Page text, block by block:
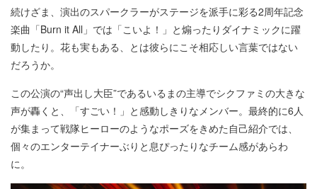
続けざま、演出のスパークラーがステージを派手に彩る2周年記念
楽曲「Burn it All」では「こいよ！」と煽ったりダイナミックに躍
動したり。花も実もある、とは彼らにこそ相応しい言葉ではない
だろうか。
この公演の“声出し大臣”であるいるまの主導でシクファミの大きな
声が轟くと、「すごい！」と感動しきりなメンバー。最終的に6人
が集まって戦隊ヒーローのようなポーズをきめた自己紹介では、
個々のエンターテイナーぶりと息ぴったりなチーム感があらわ
に。